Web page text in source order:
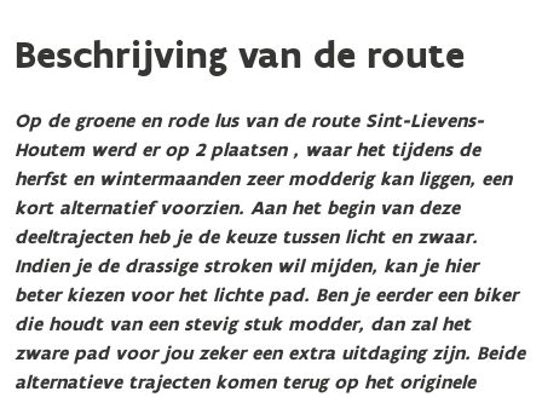
Beschrijving van de route
Op de groene en rode lus van de route Sint-Lievens-
Houtem werd er op 2 plaatsen , waar het tijdens de
herfst en wintermaanden zeer modderig kan liggen, een
kort alternatief voorzien. Aan het begin van deze
deeltrajecten heb je de keuze tussen licht en zwaar.
Indien je de drassige stroken wil mijden, kan je hier
beter kiezen voor het lichte pad. Ben je eerder een biker
die houdt van een stevig stuk modder, dan zal het
zware pad voor jou zeker een extra uitdaging zijn. Beide
alternatieve trajecten komen terug op het originele